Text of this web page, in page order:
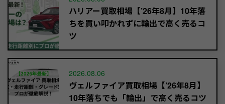
ハリアー買取相場【’26年8月】10年落
ちを買い叩かれずに輸出で高く売るコ
ツ
2026.08.06
ヴェルファイア買取相場【’26年8月】
10年落ちでも「輸出」で高く売るコツ